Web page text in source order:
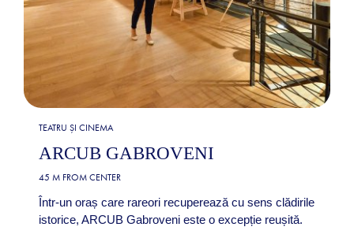
TEATRU ȘI CINEMA
ARCUB GABROVENI
45 M FROM CENTER
Într-un oraș care rareori recuperează cu sens clădirile
istorice, ARCUB Gabroveni este o excepție reușită.